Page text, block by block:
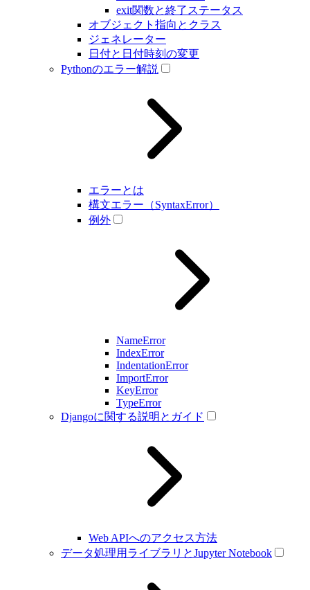
exit関数と終了ステータス
オブジェクト指向とクラス
ジェネレーター
日付と日付時刻の変更
Pythonのエラー解説
エラーとは
構文エラー（SyntaxError）
例外
NameError
IndexError
IndentationError
ImportError
KeyError
TypeError
Djangoに関する説明とガイド
Web APIへのアクセス方法
データ処理用ライブラリとJupyter Notebook